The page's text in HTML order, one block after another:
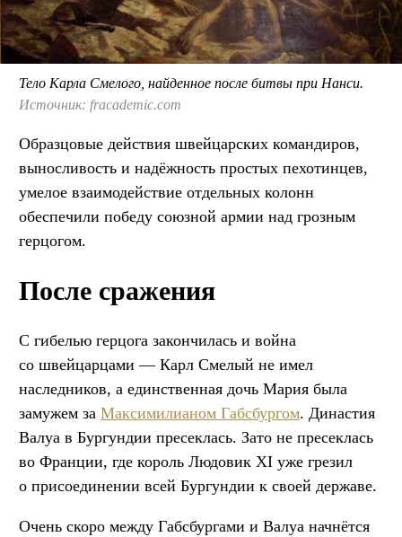
Тело Карла Смелого, найденное после битвы при Нанси.
Источник: fracademic.com
Образцовые действия швейцарских командиров,
выносливость и надёжность простых пехотинцев,
умелое взаимодействие отдельных колонн
обеспечили победу союзной армии над грозным
герцогом.
После сражения
С гибелью герцога закончилась и война
со швейцарцами — Карл Смелый не имел
наследников, а единственная дочь Мария была
замужем за Максимилианом Габсбургом. Династия
Валуа в Бургундии пресеклась. Зато не пресеклась
во Франции, где король Людовик XI уже грезил
о присоединении всей Бургундии к своей державе.
Очень скоро между Габсбургами и Валуа начнётся